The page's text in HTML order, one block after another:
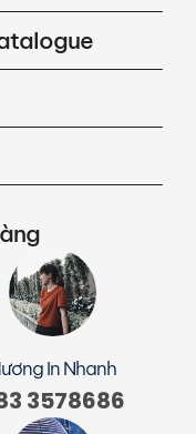
In Nhanh
3578686